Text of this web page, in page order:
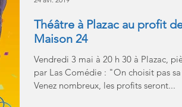
Théâtre à Plazac au profit
Maison 24
Vendredi 3 mai à 20 h 30 à Plazac,
par Las Comédie : "On choisit pas
Venez nombreux, les profits seront...